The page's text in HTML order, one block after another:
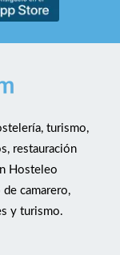
turismo,
restauración
Hosteleo
camarero,
y turismo.